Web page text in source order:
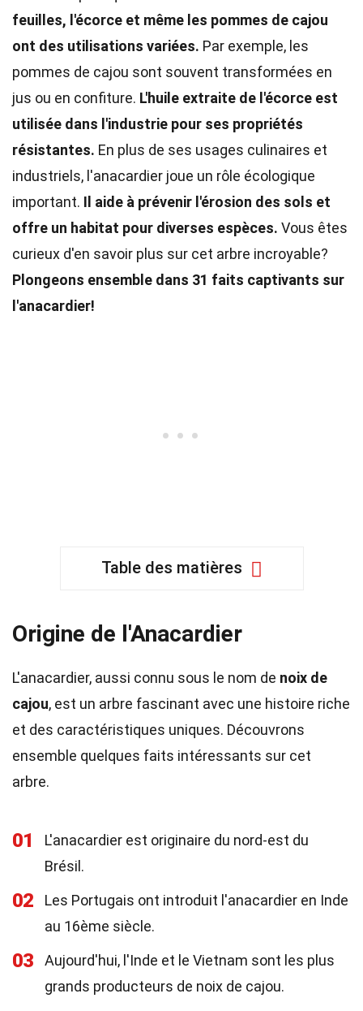
feuilles, l'écorce et même les pommes de cajou
ont des utilisations variées. Par exemple, les
pommes de cajou sont souvent transformées en
jus ou en confiture. L'huile extraite de l'écorce est
utilisée dans l'industrie pour ses propriétés
résistantes. En plus de ses usages culinaires et
industriels, l'anacardier joue un rôle écologique
important. Il aide à prévenir l'érosion des sols et
offre un habitat pour diverses espèces. Vous êtes
curieux d'en savoir plus sur cet arbre incroyable?
Plongeons ensemble dans 31 faits captivants sur
l'anacardier!
Table des matières
Origine de l'Anacardier
L'anacardier, aussi connu sous le nom de noix de
cajou, est un arbre fascinant avec une histoire riche
et des caractéristiques uniques. Découvrons
ensemble quelques faits intéressants sur cet
arbre.
01
L'anacardier est originaire du nord-est du
Brésil.
02
Les Portugais ont introduit l'anacardier en Inde
au 16ème siècle.
03
Aujourd'hui, l'Inde et le Vietnam sont les plus
grands producteurs de noix de cajou.